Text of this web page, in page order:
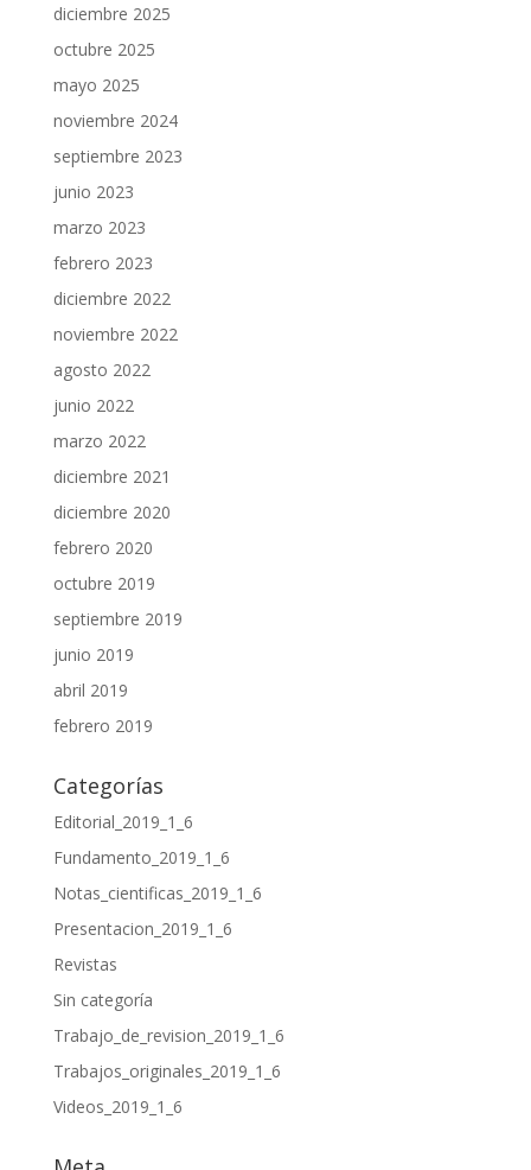
diciembre 2025
octubre 2025
mayo 2025
noviembre 2024
septiembre 2023
junio 2023
marzo 2023
febrero 2023
diciembre 2022
noviembre 2022
agosto 2022
junio 2022
marzo 2022
diciembre 2021
diciembre 2020
febrero 2020
octubre 2019
septiembre 2019
junio 2019
abril 2019
febrero 2019
Categorías
Editorial_2019_1_6
Fundamento_2019_1_6
Notas_cientificas_2019_1_6
Presentacion_2019_1_6
Revistas
Sin categoría
Trabajo_de_revision_2019_1_6
Trabajos_originales_2019_1_6
Videos_2019_1_6